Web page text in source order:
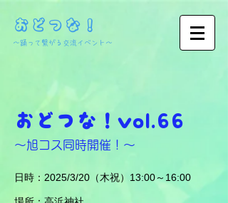
おどつな！
​～踊って繋がる交流イベント～
おどつな！vol.66
～旭コス同時開催！～
日時：2025/3/20（木祝）13:00～16:00